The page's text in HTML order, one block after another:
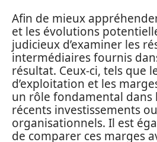
Afin de mieux
et les évolutions
judicieux d’examiner les
intermédiaires fournis
résultat. Ceux-ci, tels que
d’exploitation et les
un rôle fondamental dans
récents investissements
organisationnels. Il est
de comparer ces marges